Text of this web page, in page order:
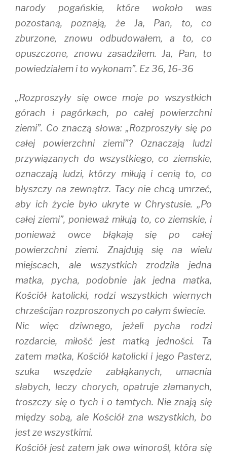
narody pogańskie, które wokoło was
pozostaną, poznają, że Ja, Pan, to, co
zburzone, znowu odbudowałem, a to, co
opuszczone, znowu zasadziłem. Ja, Pan, to
powiedziałem i to wykonam”. Ez 36, 16-36
„Rozproszyły się owce moje po wszystkich
górach i pagórkach, po całej powierzchni
ziemi”. Co znaczą słowa: „Rozproszyły się po
całej powierzchni ziemi”? Oznaczają ludzi
przywiązanych do wszystkiego, co ziemskie,
oznaczają ludzi, którzy miłują i cenią to, co
błyszczy na zewnątrz. Tacy nie chcą umrzeć,
aby ich życie było ukryte w Chrystusie. „Po
całej ziemi”, ponieważ miłują to, co ziemskie, i
ponieważ owce błąkają się po całej
powierzchni ziemi. Znajdują się na wielu
miejscach, ale wszystkich zrodziła jedna
matka, pycha, podobnie jak jedna matka,
Kościół katolicki, rodzi wszystkich wiernych
chrześcijan rozproszonych po całym świecie.
Nic więc dziwnego, jeżeli pycha rodzi
rozdarcie, miłość jest matką jedności. Ta
zatem matka, Kościół katolicki i jego Pasterz,
szuka wszędzie zabłąkanych, umacnia
słabych, leczy chorych, opatruje złamanych,
troszczy się o tych i o tamtych. Nie znają się
między sobą, ale Kościół zna wszystkich, bo
jest ze wszystkimi.
Kościół jest zatem jak owa winorośl, która się